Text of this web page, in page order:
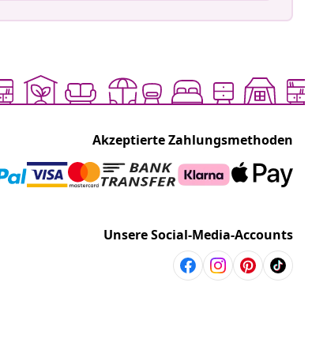
Akzeptierte Zahlungsmethoden
Unsere Social-Media-Accounts